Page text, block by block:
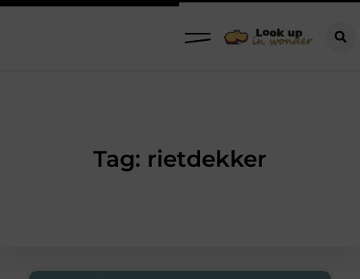
Tag: rietdekker